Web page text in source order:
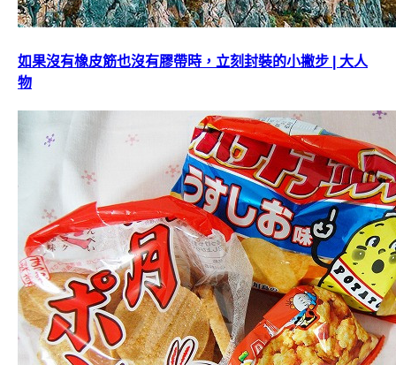
如果沒有橡皮筋也沒有膠帶時，立刻封裝的小撇步 | 大人
物